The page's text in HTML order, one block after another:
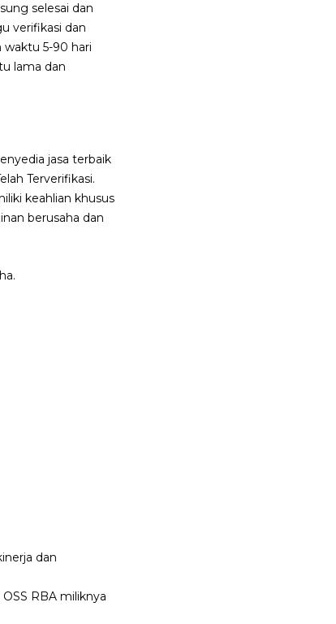
selesai dan
verifikasi dan
waktu 5-90 hari
lama dan
jasa terbaik
Terverifikasi.
keahlian khusus
berusaha dan
dan
RBA miliknya